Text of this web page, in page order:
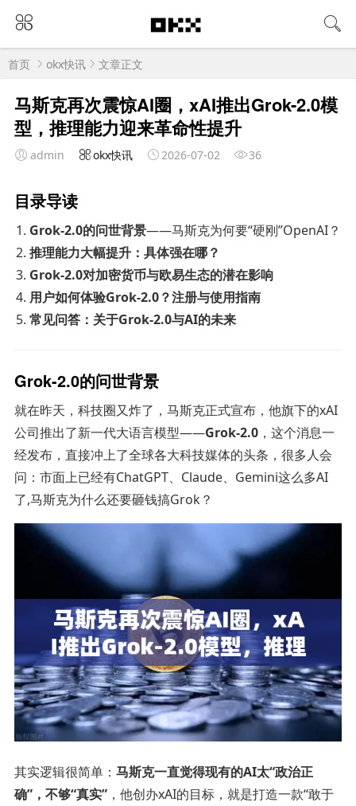
首页 okx快讯 文章正文
马斯克再次震惊AI圈，xAI推出Grok-2.0模
型，推理能力迎来革命性提升
admin okx快讯 2026-07-02 36
目录导读
Grok-2.0的问世背景——马斯克为何要“硬刚”OpenAI？
推理能力大幅提升：具体强在哪？
Grok-2.0对加密货币与欧易生态的潜在影响
用户如何体验Grok-2.0？注册与使用指南
常见问答：关于Grok-2.0与AI的未来
Grok-2.0的问世背景
就在昨天，科技圈又炸了，马斯克正式宣布，他旗下的xAI
公司推出了新一代大语言模型——Grok-2.0，这个消息一
经发布，直接冲上了全球各大科技媒体的头条，很多人会
问：市面上已经有ChatGPT、Claude、Gemini这么多AI
了,马斯克为什么还要砸钱搞Grok？
其实逻辑很简单： 马斯克一直觉得现有的AI太“政治正
确”，不够“真实”，他创办xAI的目标，就是打造一款“敢于